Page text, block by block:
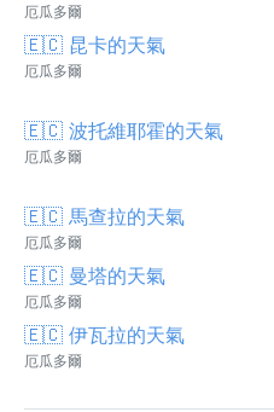
厄瓜多爾
🇪🇨 昆卡的天氣
厄瓜多爾
🇪🇨 波托維耶霍的天氣
厄瓜多爾
🇪🇨 馬查拉的天氣
厄瓜多爾
🇪🇨 曼塔的天氣
厄瓜多爾
🇪🇨 伊瓦拉的天氣
厄瓜多爾